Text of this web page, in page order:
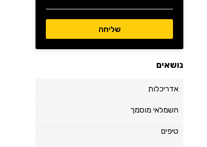
נושאים
אדריכלות
חשמלאי מוסמך
טיפים